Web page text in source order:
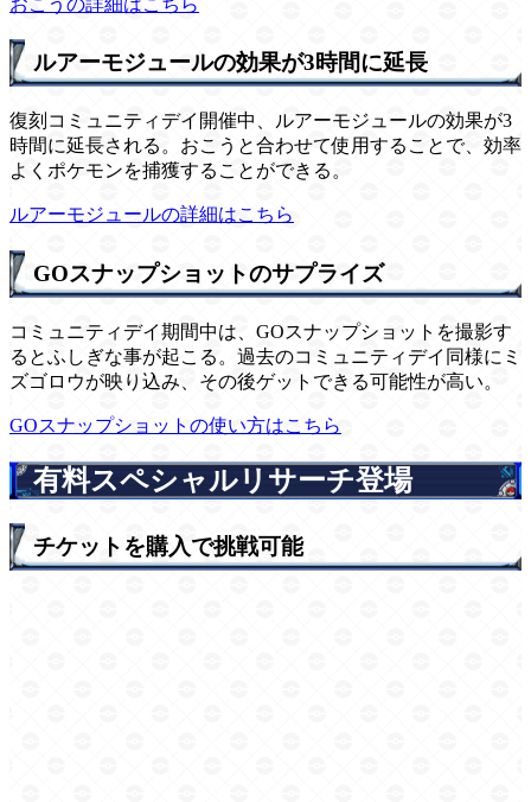
ルアーモジュールの効果が3時間に延長
復刻コミュニティデイ開催中、ルアーモジュールの効果が3
時間に延長される。おこうと合わせて使用することで、効率
よくポケモンを捕獲することができる。
ルアーモジュールの詳細はこちら
GOスナップショットのサプライズ
コミュニティデイ期間中は、GOスナップショットを撮影す
るとふしぎな事が起こる。過去のコミュニティデイ同様にミ
ズゴロウが映り込み、その後ゲットできる可能性が高い。
GOスナップショットの使い方はこちら
有料スペシャルリサーチ登場
チケットを購入で挑戦可能